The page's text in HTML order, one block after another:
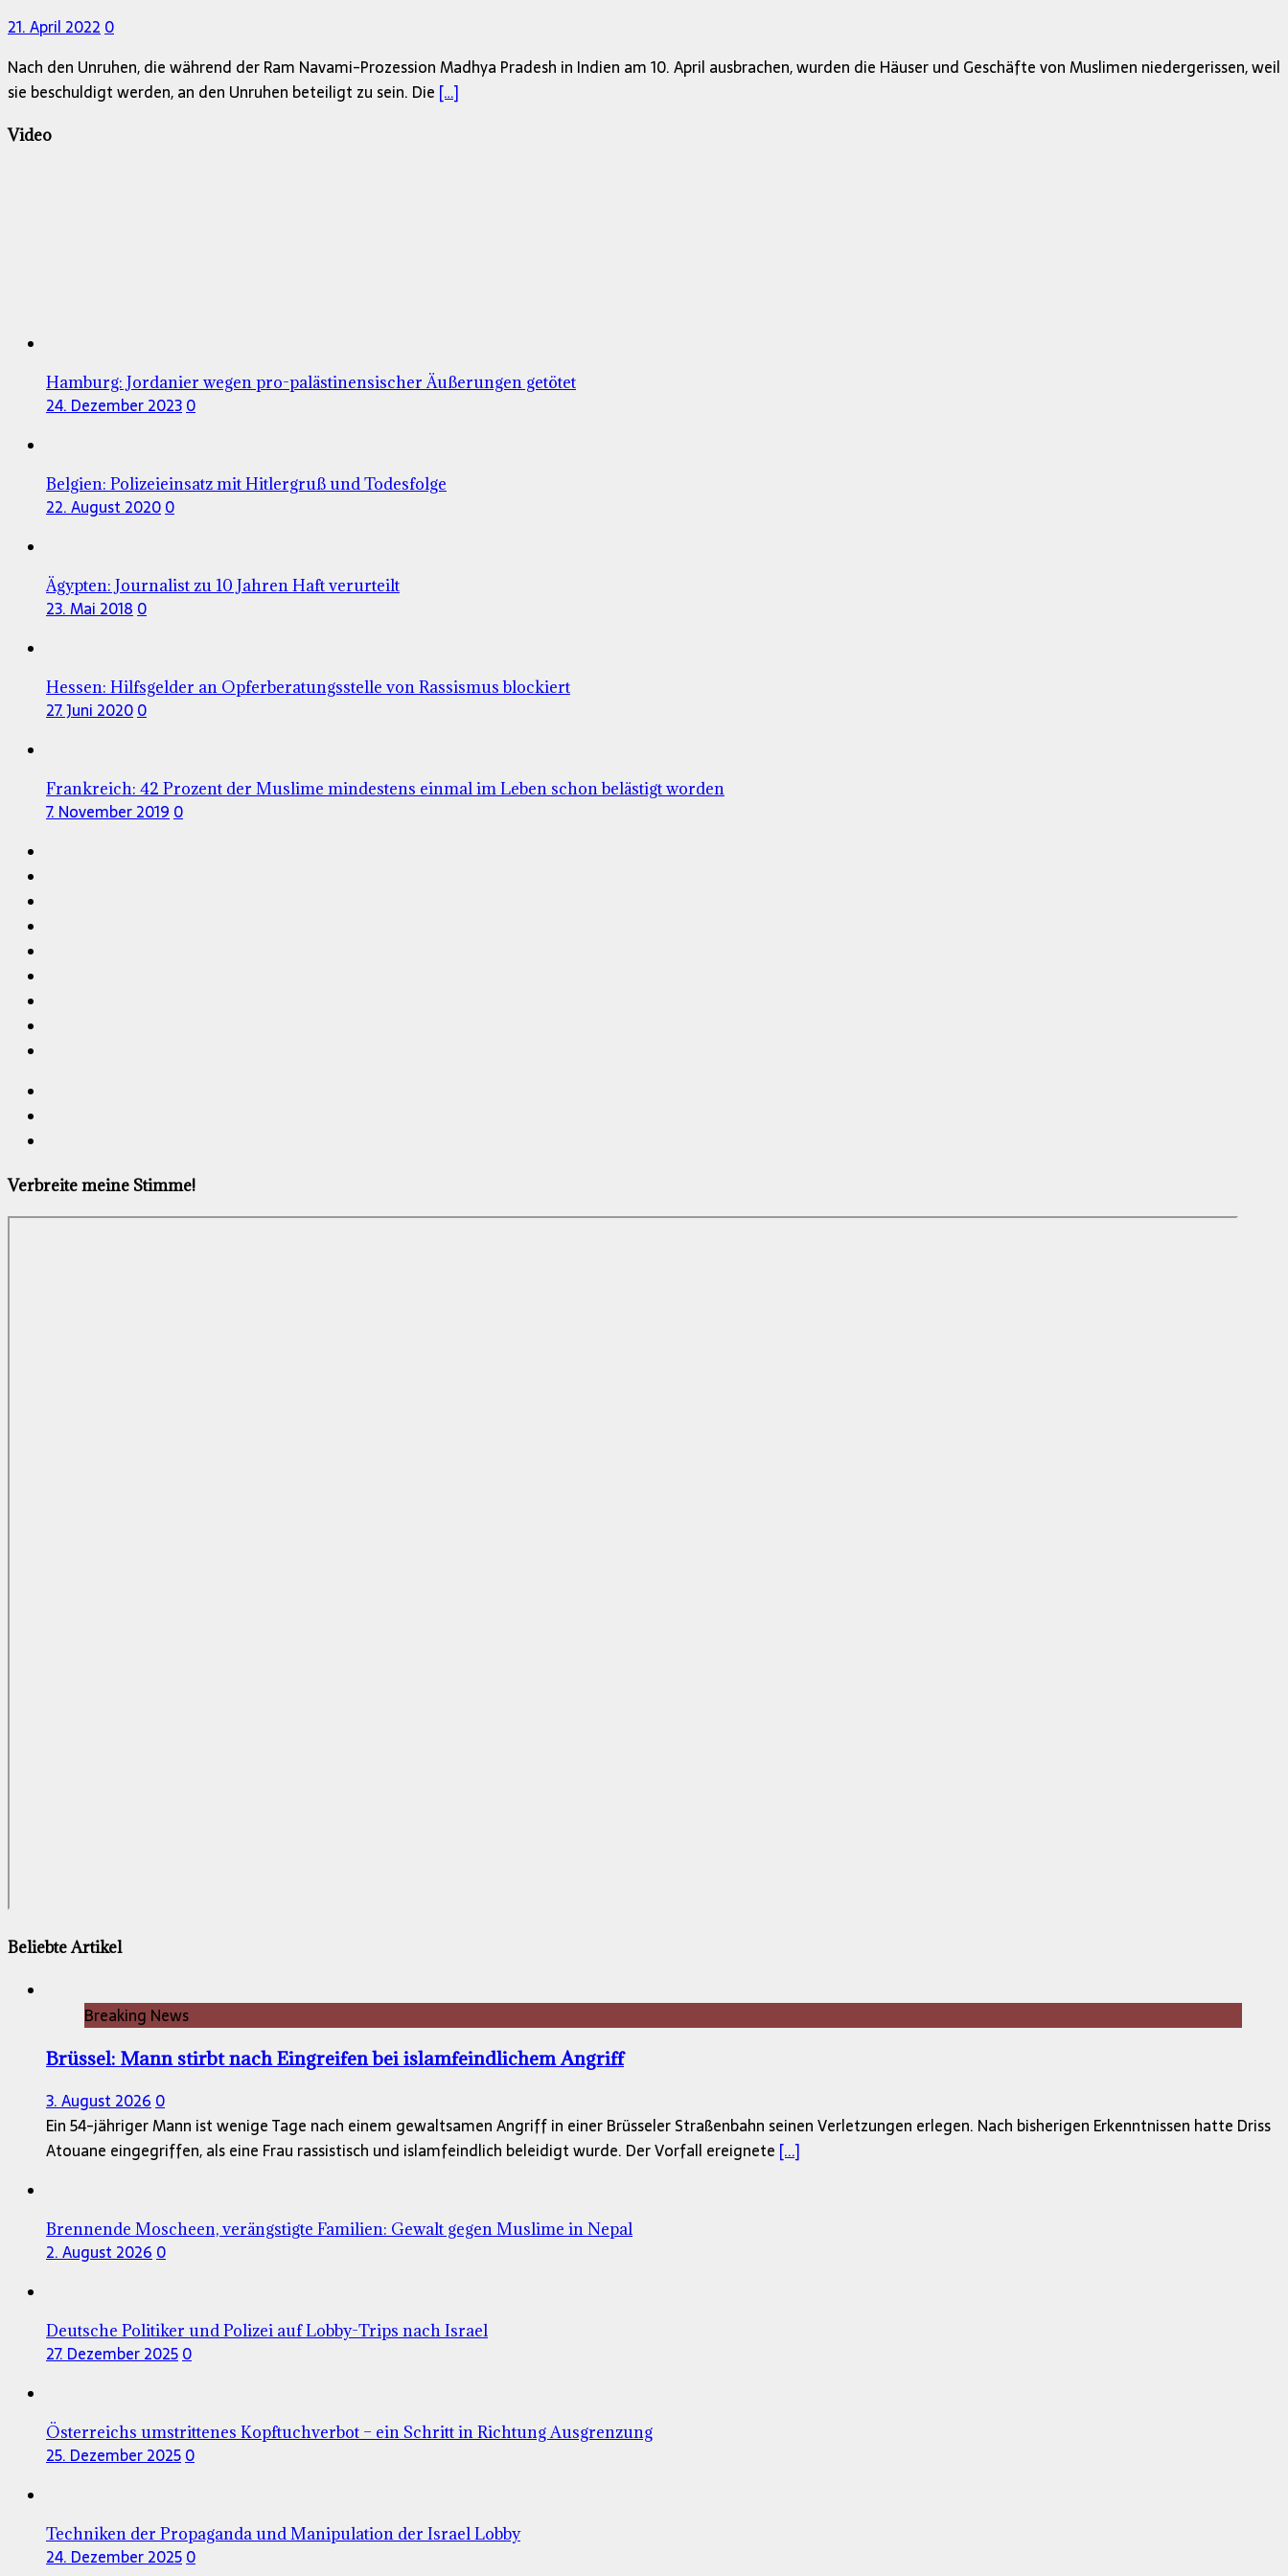
21. April 2022 0
Nach den Unruhen, die während der Ram Navami-Prozession Madhya Pradesh in Indien am 10. April ausbrachen, wurden die Häuser und Geschäfte von Muslimen niedergerissen, weil
sie beschuldigt werden, an den Unruhen beteiligt zu sein. Die […]
Video
Hamburg: Jordanier wegen pro-palästinensischer Äußerungen getötet
24. Dezember 20230
Belgien: Polizeieinsatz mit Hitlergruß und Todesfolge
22. August 20200
Ägypten: Journalist zu 10 Jahren Haft verurteilt
23. Mai 20180
Hessen: Hilfsgelder an Opferberatungsstelle von Rassismus blockiert
27. Juni 20200
Frankreich: 42 Prozent der Muslime mindestens einmal im Leben schon belästigt worden
7. November 20190
Verbreite meine Stimme!
Beliebte Artikel
Breaking News
Brüssel: Mann stirbt nach Eingreifen bei islamfeindlichem Angriff
3. August 2026 0
Ein 54-jähriger Mann ist wenige Tage nach einem gewaltsamen Angriff in einer Brüsseler Straßenbahn seinen Verletzungen erlegen. Nach bisherigen Erkenntnissen hatte Driss
Atouane eingegriffen, als eine Frau rassistisch und islamfeindlich beleidigt wurde. Der Vorfall ereignete [...]
Brennende Moscheen, verängstigte Familien: Gewalt gegen Muslime in Nepal
2. August 2026 0
Deutsche Politiker und Polizei auf Lobby-Trips nach Israel
27. Dezember 20250
Österreichs umstrittenes Kopftuchverbot – ein Schritt in Richtung Ausgrenzung
25. Dezember 20250
Techniken der Propaganda und Manipulation der Israel Lobby
24. Dezember 20250